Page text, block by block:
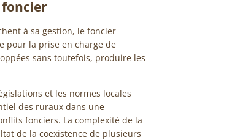
à sa gestion, le foncier
pour la prise en charge de
sans toutefois, produire les
et les normes locales
des ruraux dans une
fonciers. La complexité de la
de la coexistence de plusieurs